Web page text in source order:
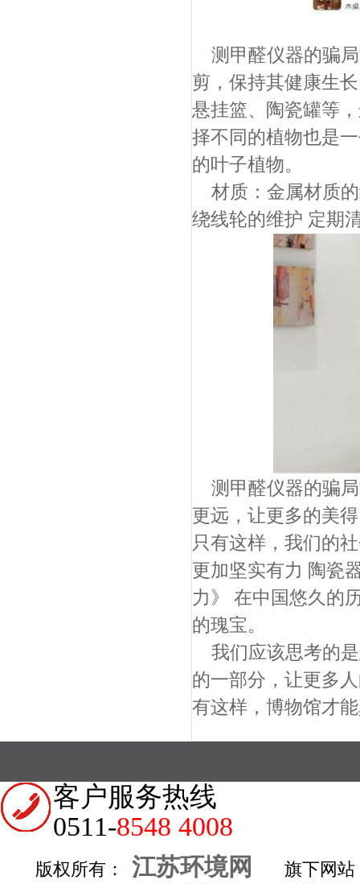
测甲醛仪器的骗
剪，保持其健康生
悬挂篮、陶瓷罐等
择不同的植物也是
的叶子植物。
材质：金属材质
绕线轮的维护 定期
测甲醛仪器的骗
更远，让更多的美
只有这样，我们的
更加坚实有力 陶瓷
力》 在中国悠久的
的瑰宝。
我们应该思考的
的一部分，让更多
有这样，博物馆才
客户服务热线
0511-8548 4008
版权所有： 江苏环境网
旗下网